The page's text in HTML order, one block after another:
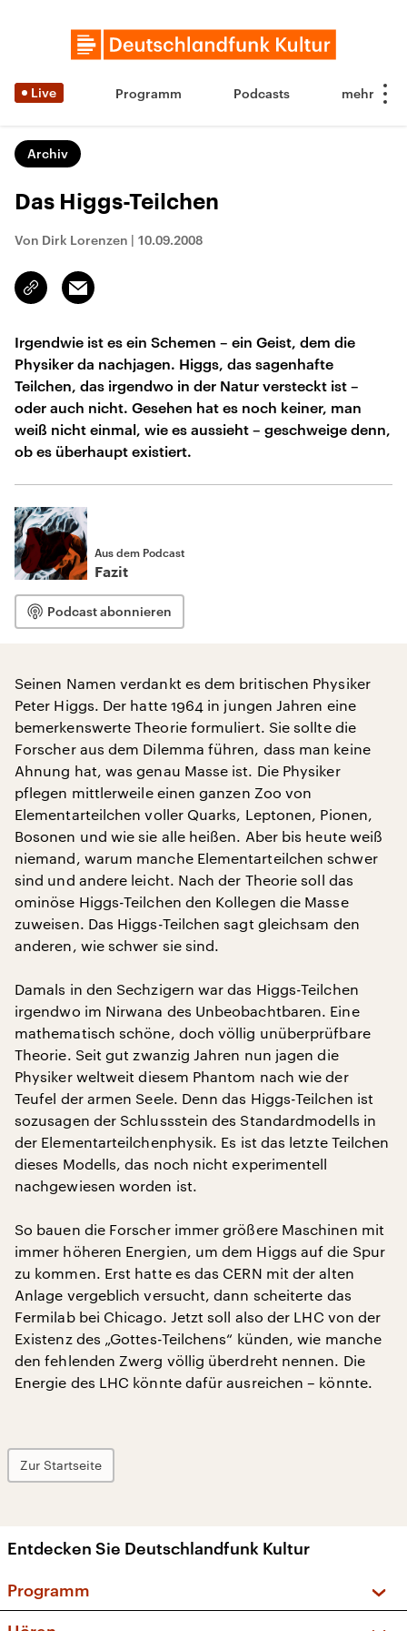
Live Programm Podcasts
Archiv
Das Higgs-Teilchen
Von Dirk Lorenzen | 10.09.2008
Link
kopieren/teilen
Email
Irgendwie ist es ein Schemen – ein Geist, dem die
Physiker da nachjagen. Higgs, das sagenhafte
Teilchen, das irgendwo in der Natur versteckt ist –
oder auch nicht. Gesehen hat es noch keiner, man
weiß nicht einmal, wie es aussieht – geschweige denn,
ob es überhaupt existiert.
Aus dem Podcast
Fazit
Podcast abonnieren
Seinen Namen verdankt es dem britischen Physiker
Peter Higgs. Der hatte 1964 in jungen Jahren eine
bemerkenswerte Theorie formuliert. Sie sollte die
Forscher aus dem Dilemma führen, dass man keine
Ahnung hat, was genau Masse ist. Die Physiker
pflegen mittlerweile einen ganzen Zoo von
Elementarteilchen voller Quarks, Leptonen, Pionen,
Bosonen und wie sie alle heißen. Aber bis heute weiß
niemand, warum manche Elementarteilchen schwer
sind und andere leicht. Nach der Theorie soll das
ominöse Higgs-Teilchen den Kollegen die Masse
zuweisen. Das Higgs-Teilchen sagt gleichsam den
anderen, wie schwer sie sind.
Damals in den Sechzigern war das Higgs-Teilchen
irgendwo im Nirwana des Unbeobachtbaren. Eine
mathematisch schöne, doch völlig unüberprüfbare
Theorie. Seit gut zwanzig Jahren nun jagen die
Physiker weltweit diesem Phantom nach wie der
Teufel der armen Seele. Denn das Higgs-Teilchen ist
sozusagen der Schlussstein des Standardmodells in
der Elementarteilchenphysik. Es ist das letzte Teilchen
dieses Modells, das noch nicht experimentell
nachgewiesen worden ist.
So bauen die Forscher immer größere Maschinen mit
immer höheren Energien, um dem Higgs auf die Spur
zu kommen. Erst hatte es das CERN mit der alten
Anlage vergeblich versucht, dann scheiterte das
Fermilab bei Chicago. Jetzt soll also der LHC von der
Existenz des „Gottes-Teilchens“ künden, wie manche
den fehlenden Zwerg völlig überdreht nennen. Die
Energie des LHC könnte dafür ausreichen – könnte.
Zur Startseite
Entdecken Sie Deutschlandfunk Kultur
Programm